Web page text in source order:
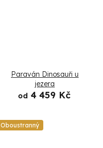
Paraván Dinosauři u
jezera
od 4 459 Kč
Oboustranný